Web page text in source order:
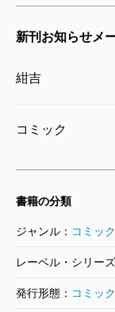
新刊お知らせメ
紺吉
コミック
書籍の分類
ジャンル： コミッ
レーベル・シリーズ
発行形態： コミック